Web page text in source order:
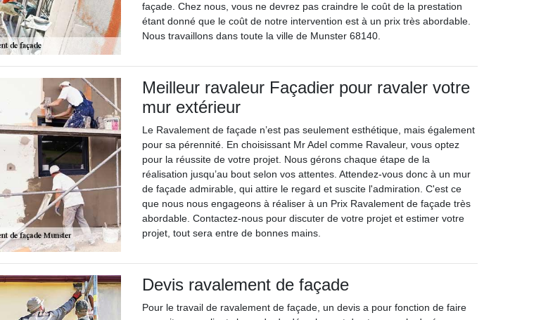
façade. Chez nous, vous ne devrez pas craindre le coût de la prestation
étant donné que le coût de notre intervention est à un prix très abordable.
Nous travaillons dans toute la ville de Munster 68140.
Meilleur ravaleur Façadier pour ravaler votre
mur extérieur
Le Ravalement de façade n’est pas seulement esthétique, mais également
pour sa pérennité. En choisissant Mr Adel comme Ravaleur, vous optez
pour la réussite de votre projet. Nous gérons chaque étape de la
réalisation jusqu’au bout selon vos attentes. Attendez-vous donc à un mur
de façade admirable, qui attire le regard et suscite l'admiration. C'est ce
que nous nous engageons à réaliser à un Prix Ravalement de façade très
abordable. Contactez-nous pour discuter de votre projet et estimer votre
projet, tout sera entre de bonnes mains.
Devis ravalement de façade
Pour le travail de ravalement de façade, un devis a pour fonction de faire